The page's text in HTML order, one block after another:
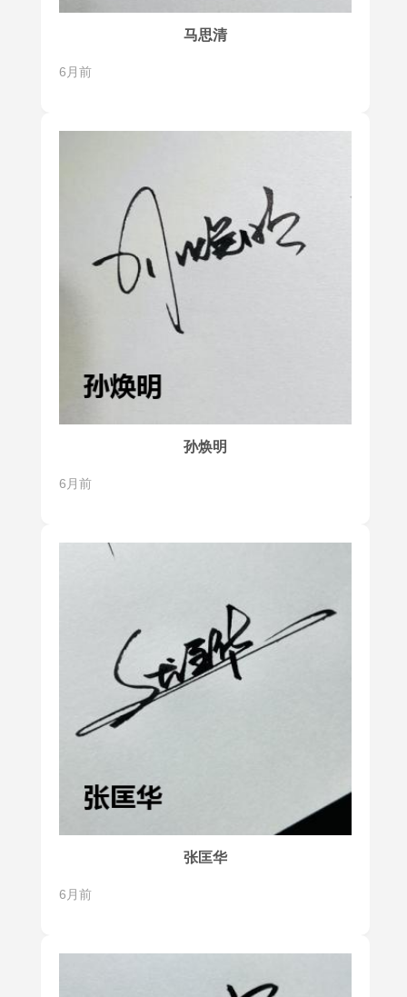
马思清
6月前
孙焕明
6月前
张匡华
6月前